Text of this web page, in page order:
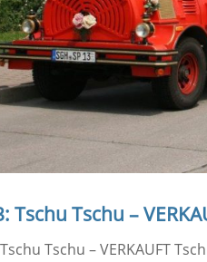
Tschu Tschu –
Tschu – VERKAUFT